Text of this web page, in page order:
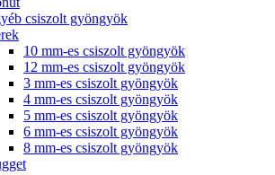
csiszolt gyöngyök
10 mm-es csiszolt gyöngyök
12 mm-es csiszolt gyöngyök
3 mm-es csiszolt gyöngyök
4 mm-es csiszolt gyöngyök
5 mm-es csiszolt gyöngyök
6 mm-es csiszolt gyöngyök
8 mm-es csiszolt gyöngyök